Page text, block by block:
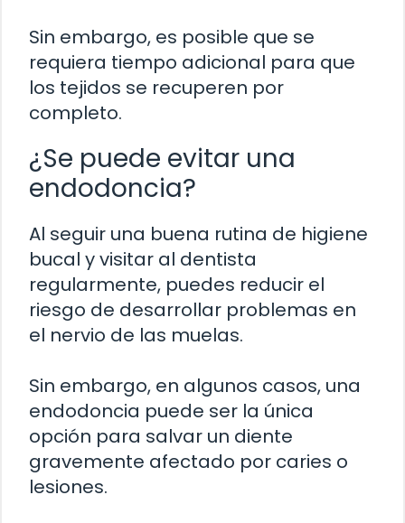
Sin embargo, es posible que se
requiera tiempo adicional para que
los tejidos se recuperen por
completo.
¿Se puede evitar una
endodoncia?
Al seguir una buena rutina de higiene
bucal y visitar al dentista
regularmente, puedes reducir el
riesgo de desarrollar problemas en
el nervio de las muelas.
Sin embargo, en algunos casos, una
endodoncia puede ser la única
opción para salvar un diente
gravemente afectado por caries o
lesiones.